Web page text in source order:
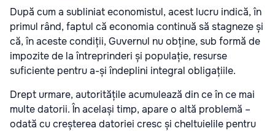
După cum a subliniat economistul, acest lucru indică, în
primul rând, faptul că economia continuă să stagneze și
că, în aceste condiții, Guvernul nu obține, sub formă de
impozite de la întreprinderi și populație, resurse
suficiente pentru a-și îndeplini integral obligațiile.
Drept urmare, autoritățile acumulează din ce în ce mai
multe datorii. În același timp, apare o altă problemă –
odată cu creșterea datoriei cresc și cheltuielile pentru